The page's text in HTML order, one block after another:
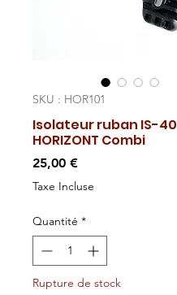
SKU : HOR101
Isolateur ruban IS-40
HORIZONT Combi
25,00 €Prix
Taxe Incluse
Quantité *
Rupture de stock